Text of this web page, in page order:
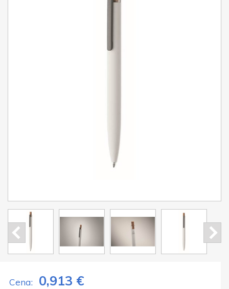
Cena: 0,913 €